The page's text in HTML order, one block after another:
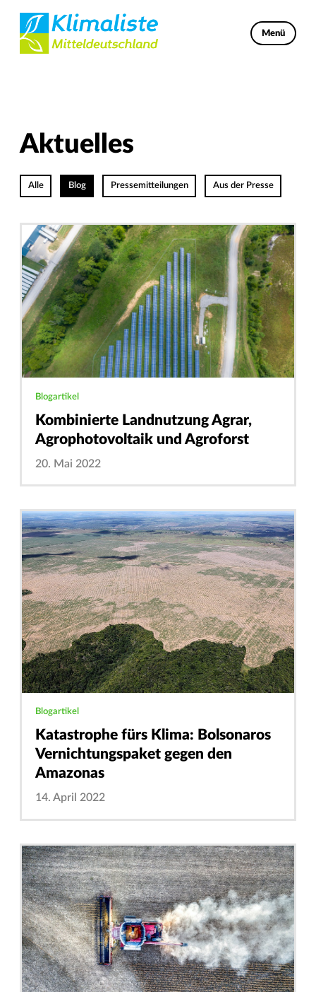
Menü
Aktuelles
Alle Blog Pressemitteilungen Aus der Presse
Blogartikel
Kombinierte Landnutzung Agrar,
Agrophotovoltaik und Agroforst
20. Mai 2022
Blogartikel
Katastrophe fürs Klima: Bolsonaros
Vernichtungspaket gegen den
Amazonas
14. April 2022